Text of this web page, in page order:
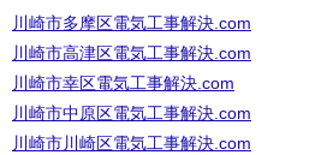
川崎市多摩区電気工事解決.com
川崎市高津区電気工事解決.com
川崎市幸区電気工事解決.com
川崎市中原区電気工事解決.com
川崎市川崎区電気工事解決.com